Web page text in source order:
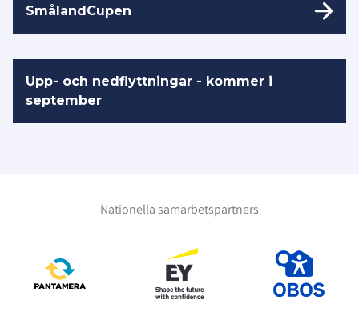
SmålandCupen
Upp- och nedflyttningar - kommer i
september
Nationella samarbetspartners